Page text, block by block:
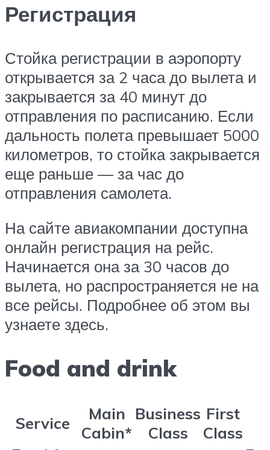
Регистрация
Стойка регистрации в аэропорту
открывается за 2 часа до вылета и
закрывается за 40 минут до
отправления по расписанию. Если
дальность полета превышает 5000
километров, то стойка закрывается
еще раньше — за час до
отправления самолета.
На сайте авиакомпании доступна
онлайн регистрация на рейс.
Начинается она за 30 часов до
вылета, но распространяется не на
все рейсы. Подробнее об этом вы
узнаете здесь.
Food and drink
Service
Main
Cabin*
Business
Class
First
Class